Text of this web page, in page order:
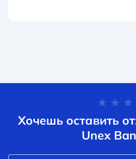
Хочешь оставить
Unex